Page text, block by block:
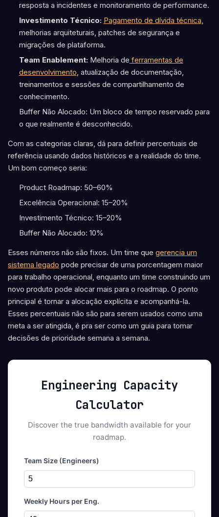
resposta a incidentes e monitoramento de performance.
Investimento Técnico: Pagamento de dívida técnica,
melhorias arquiteturais, patches de segurança e
migrações de plataforma.
Team Enablement:Melhoria de ferramentas de
desenvolvimento, atualização de documentação,
treinamentos e sessões de compartilhamento de
conhecimento.
Buffer Não Alocado: Um bloco de tempo reservado para
o que realmente é desconhecido.
Com as categorias claras, dá para definir percentuais de
referência usando dados históricos e a realidade do time.
Um bom começo seria:
Product Roadmap: 50–60%
Excelência Operacional: 15–20%
Investimento Técnico: 15–20%
Buffer Não Alocado: 10%
Esses números não são fixos. Um time que gerencia um
sistema legado pode precisar de uma porcentagem maior
para trabalho operacional, enquanto um time construindo um
novo produto pode alocar mais para o roadmap. O ponto
principal é tornar a alocação explícita e acompanhá-la.
Esses percentuais não são para serem usados como uma
meta a ser atingida, é pra ser como um guia para tomar
decisões de prioridade semana a semana.
Engineering Capacity
Calculator
Discover the true bandwidth available for your
roadmap.
Team Size (Engineers)
Weekly Hours per Eng.